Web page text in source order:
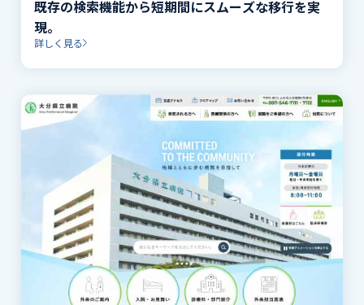
既存の検索機能から短期間にスムーズな移行を実
現。
詳しく見る